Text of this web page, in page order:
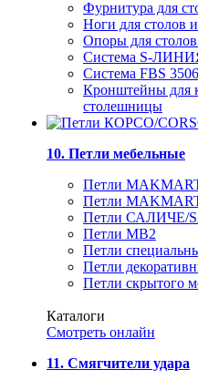
Фурнитура для
Ноги для столов
Опоры для
Система S-
Система FBS 3506
Кронштейны для
столешницы
10. Петли мебельные
Петли
Петли
Петли САЛИЧЕ/
Петли MB2
Петли
Петли
Петли скрытого
Каталоги
Смотреть онлайн
11. Смягчители удара